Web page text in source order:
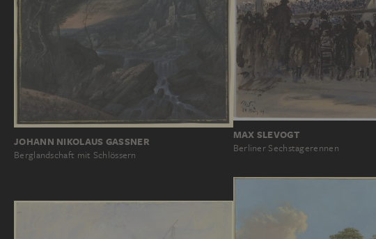
JOHANN NIKOLAUS GASSNER
Berglandschaft mit Schlössern
MAX SLEVOGT
Berliner Sechstagerennen